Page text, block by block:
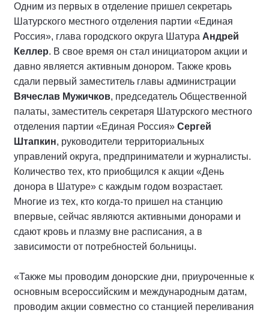
Одним из первых в отделение пришел секретарь
Шатурского местного отделения партии «Единая
Россия», глава городского округа Шатура Андрей
Келлер. В свое время он стал инициатором акции и
давно является активным донором. Также кровь
сдали первый заместитель главы администрации
Вячеслав Мужичков, председатель Общественной
палаты, заместитель секретаря Шатурского местного
отделения партии «Единая Россия» Сергей
Штапкин, руководители территориальных
управлений округа, предприниматели и журналисты.
Количество тех, кто приобщился к акции «День
донора в Шатуре» с каждым годом возрастает.
Многие из тех, кто когда-то пришел на станцию
впервые, сейчас являются активными донорами и
сдают кровь и плазму вне расписания, а в
зависимости от потребностей больницы.
«Также мы проводим донорские дни, приуроченные к
основным всероссийским и международным датам,
проводим акции совместно со станцией переливания